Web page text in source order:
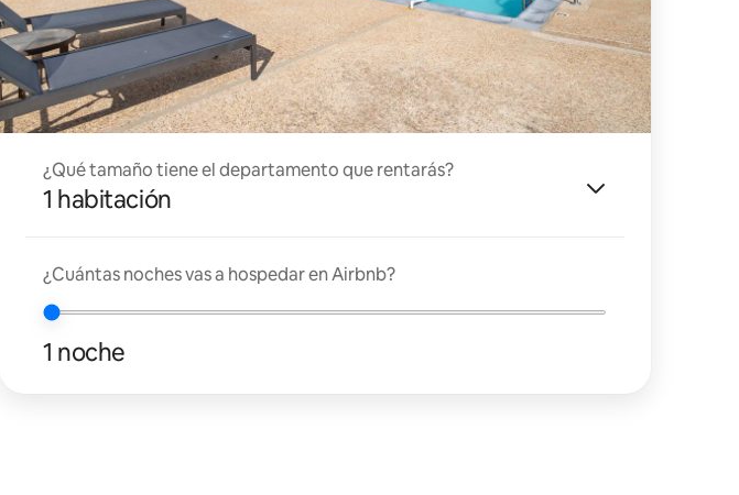
¿Qué tamaño tiene el departamento que rentarás?
1 habitación
¿Cuántas noches vas a hospedar en Airbnb?
1 noche